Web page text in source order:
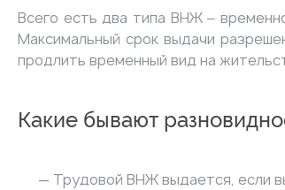
Всего есть два типа ВНЖ ‒
Максимальный срок выдачи
продлить временный вид на
Какие бывают
Трудовой ВНЖ выдается, если